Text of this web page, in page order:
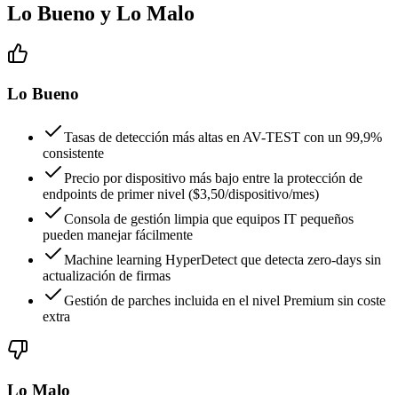
Lo Bueno y Lo Malo
Lo Bueno
Tasas de detección más altas en AV-TEST con un 99,9%
consistente
Precio por dispositivo más bajo entre la protección de
endpoints de primer nivel ($3,50/dispositivo/mes)
Consola de gestión limpia que equipos IT pequeños
pueden manejar fácilmente
Machine learning HyperDetect que detecta zero-days sin
actualización de firmas
Gestión de parches incluida en el nivel Premium sin coste
extra
Lo Malo